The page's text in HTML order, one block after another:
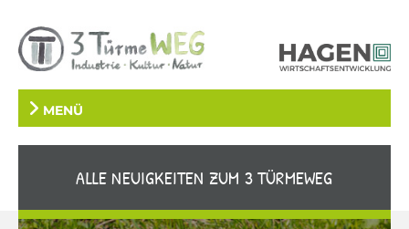
MENÜ
ALLE NEUIGKEITEN ZUM 3 TÜRMEWEG